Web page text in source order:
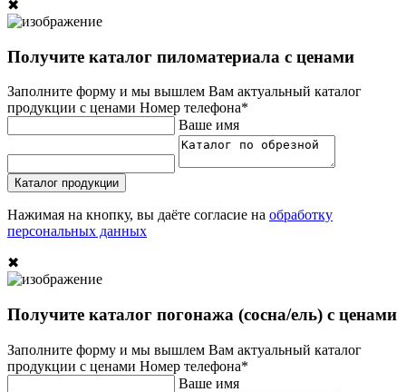
✖
Получите каталог пиломатериала с ценами
Заполните форму и мы вышлем Вам актуальный каталог
продукции с ценами Номер телефона*
Ваше имя
Каталог продукции
Нажимая на кнопку, вы даёте согласие на обработку
персональных данных
✖
Получите каталог погонажа (сосна/ель) с ценами
Заполните форму и мы вышлем Вам актуальный каталог
продукции с ценами Номер телефона*
Ваше имя